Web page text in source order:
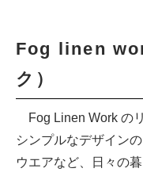
Fog linen
ク）
Fog Linen Work の
シンプルなデザイン
ウエアなど、日々の